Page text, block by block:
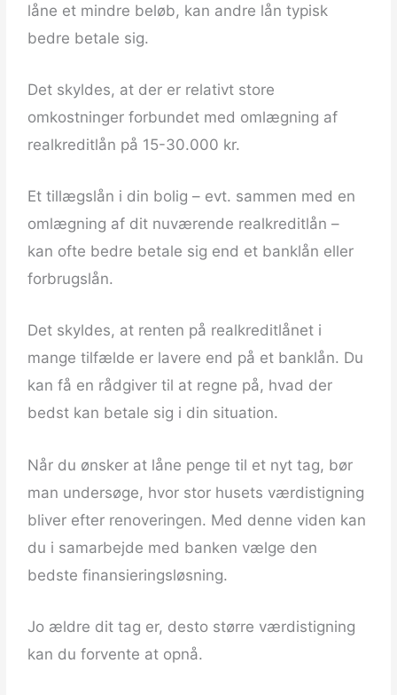
låne et mindre beløb, kan andre lån typisk
bedre betale sig.
Det skyldes, at der er relativt store
omkostninger forbundet med omlægning af
realkreditlån på 15-30.000 kr.
Et tillægslån i din bolig – evt. sammen med en
omlægning af dit nuværende realkreditlån –
kan ofte bedre betale sig end et banklån eller
forbrugslån.
Det skyldes, at renten på realkreditlånet i
mange tilfælde er lavere end på et banklån. Du
kan få en rådgiver til at regne på, hvad der
bedst kan betale sig i din situation.
Når du ønsker at låne penge til et nyt tag, bør
man undersøge, hvor stor husets værdistigning
bliver efter renoveringen. Med denne viden kan
du i samarbejde med banken vælge den
bedste finansieringsløsning.
Jo ældre dit tag er, desto større værdistigning
kan du forvente at opnå.